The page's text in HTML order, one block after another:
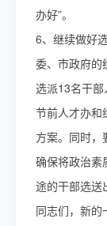
办好”。
6、继续做好
委、市政府的
选派13名干部
节前人才办和
方案。同时，
确保将政治素
途的干部选送
同志们，新的